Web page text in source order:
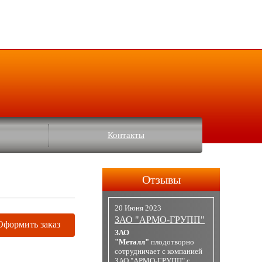
Контакты
заказ
Отзывы
20 Июня 2023
ЗАО "АРМО-ГРУПП"
ЗАО
"Металл" плодотворно
сотрудничает с компанией